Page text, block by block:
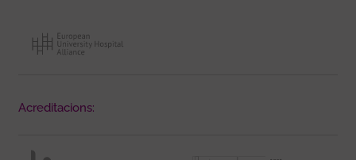
Acreditacions: